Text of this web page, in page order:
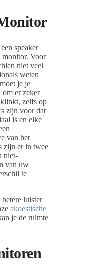
speaker
monitor. Voor
niet veel
weten
je je
om er zeker
zelfs op
zijn voor dat
is en elke
van het
zijn er in twee
niet-
van uw
te
luister
akoestische
je de ruimte